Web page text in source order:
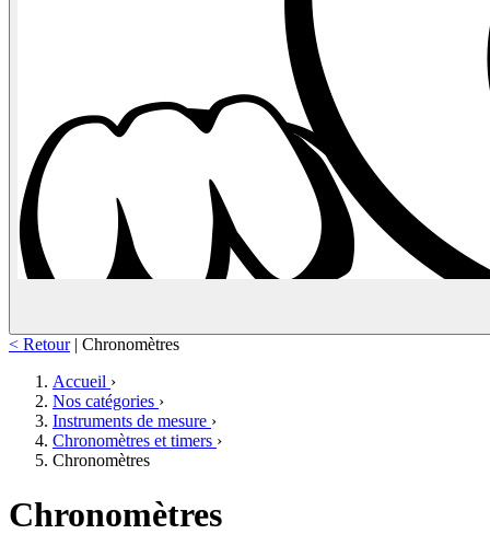
< Retour | Chronomètres
Accueil ›
Nos catégories ›
Instruments de mesure ›
Chronomètres et timers ›
Chronomètres
Chronomètres